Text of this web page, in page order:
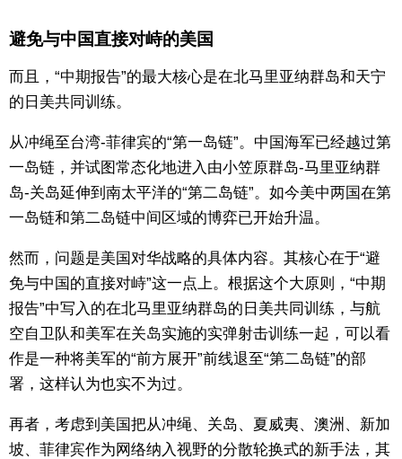
避免与中国直接对峙的美国
而且，“中期报告”的最大核心是在北马里亚纳群岛和天宁
的日美共同训练。
从冲绳至台湾-菲律宾的“第一岛链”。中国海军已经越过第
一岛链，并试图常态化地进入由小笠原群岛-马里亚纳群
岛-关岛延伸到南太平洋的“第二岛链”。如今美中两国在第
一岛链和第二岛链中间区域的博弈已开始升温。
然而，问题是美国对华战略的具体内容。其核心在于“避
免与中国的直接对峙”这一点上。根据这个大原则，“中期
报告”中写入的在北马里亚纳群岛的日美共同训练，与航
空自卫队和美军在关岛实施的实弹射击训练一起，可以看
作是一种将美军的“前方展开”前线退至“第二岛链”的部
署，这样认为也实不为过。
再者，考虑到美国把从冲绳、关岛、夏威夷、澳洲、新加
坡、菲律宾作为网络纳入视野的分散轮换式的新手法，其